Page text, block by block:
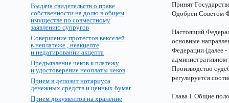
Выдача свидетельств о праве
собственности на долю в общем
имуществе по совместному
заявлению супругов
Совершение протестов векселей
в неплатеже , неакцепте
и недатировании акцепта
Предъявление чеков к платежу
и удостоверение неоплаты чеков
Прием в депозит нотариуса
денежных средств и ценных бумаг
Прием документов на хранение
Принят
Одобрен Советом
Настоящий
основные
Федерации (далее -
административном
Производство
регулируется
Глава I. Общие